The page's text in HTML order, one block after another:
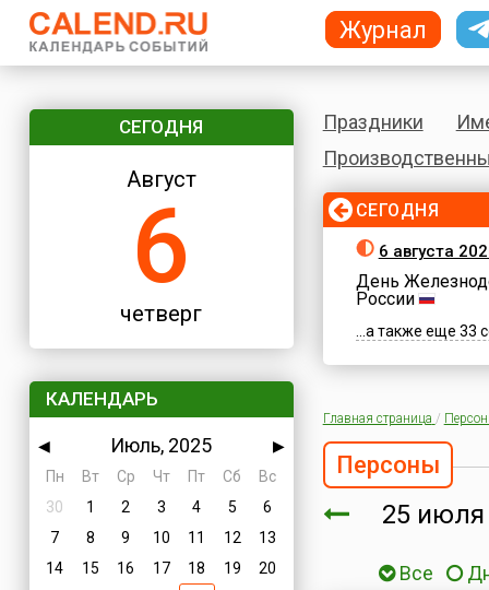
СЕГОДНЯ
Август
6
четверг
КАЛЕНДАРЬ
◀ Июль, 2025
▶
Пн
Вт Ср Чт Пт Сб
Вс
30
1 2 3 4 5
6
7
8 9 10 11 12
13
14
15 16 17 18 19
20
Праздники
СЕГОДНЯ
6 августа
День
России
...а также еще 33
Главная страница /
Персоны
25 июля
Все
Журнал